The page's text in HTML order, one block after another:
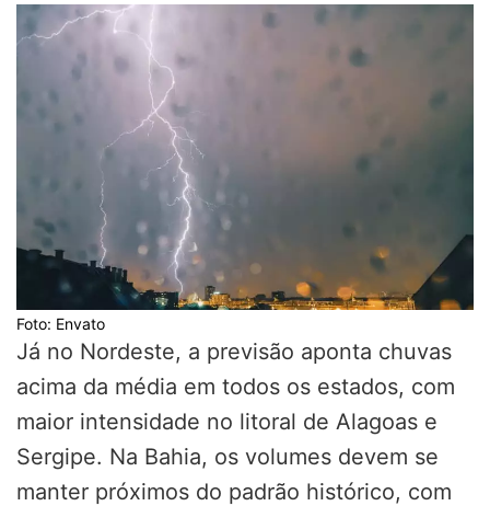
Foto: Envato
Já no Nordeste, a previsão aponta chuvas
acima da média em todos os estados, com
maior intensidade no litoral de Alagoas e
Sergipe. Na Bahia, os volumes devem se
manter próximos do padrão histórico, com